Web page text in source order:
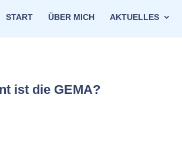
START ÜBER MICH AKTUELLES
ist die GEMA?